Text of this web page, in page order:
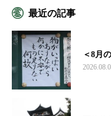
最近の記事
＜8月